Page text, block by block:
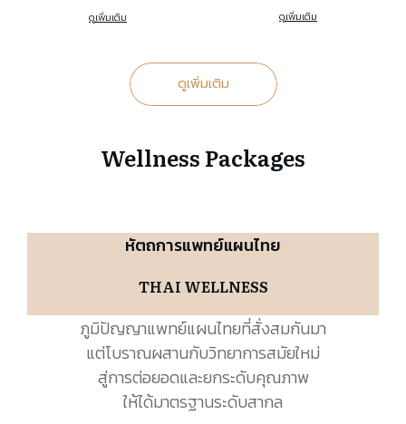
ดูเพิ่มเติม ดูเพิ่มเติม
ดูเพิ่มเติม
Wellness Packages
หัตถการแพทย์แผนไทย
THAI WELLNESS
ภูมิปัญญาแพทย์แผนไทยที่สั่งสมกันมา
แต่โบราณผสานกับวิทยาการสมัยใหม่
สู่การต่อยอดและยกระดับคุณภาพ
ให้ได้มาตรฐานระดับสากล